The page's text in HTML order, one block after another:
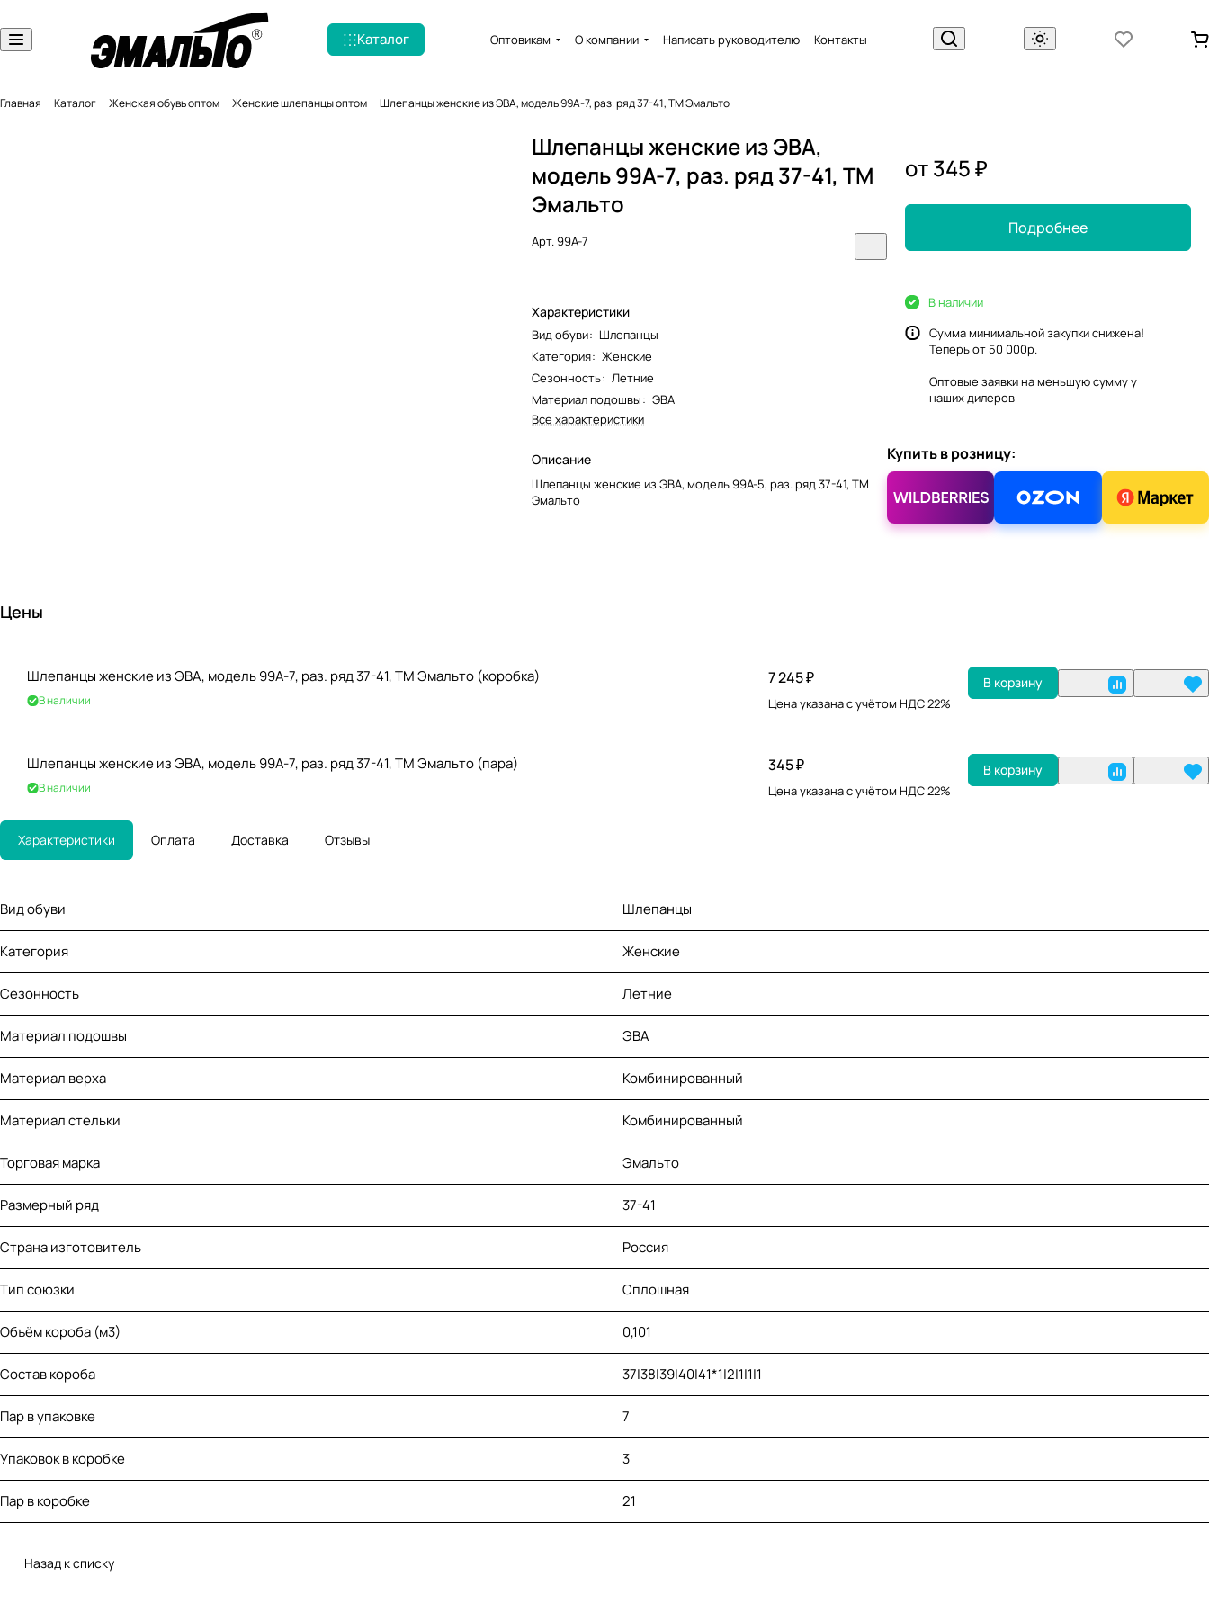
Каталог Оптовикам О компании Написать руководителю Контакты
Главная Каталог Женская обувь оптом Женские шлепанцы оптом Шлепанцы женские из ЭВА, модель 99A-7, раз. ряд 37-41, ТМ Эмальто
Шлепанцы женские из ЭВА,
модель 99A-7, раз. ряд 37-41, ТМ
Эмальто
Арт.99A-7
Характеристики
Вид обуви: Шлепанцы
Категория: Женские
Сезонность: Летние
Материал подошвы: ЭВА
Все характеристики
Описание
Шлепанцы женские из ЭВА, модель 99A-5, раз. ряд 37-41, ТМ
Эмальто
от 345 ₽
Подробнее
В наличии
Сумма минимальной закупки снижена!
Теперь от 50 000р.
Оптовые заявки на меньшую сумму у
нашихдилеров
Купить в розницу:
Цены
Шлепанцы женские из ЭВА, модель 99A-7, раз. ряд 37-41, ТМ Эмальто (коробка)
В наличии
7 245 ₽
Цена указана с учётом НДС 22%
В корзину
Шлепанцы женские из ЭВА, модель 99A-7, раз. ряд 37-41, ТМ Эмальто (пара)
В наличии
345 ₽
Цена указана с учётом НДС 22%
В корзину
Характеристики Оплата Доставка Отзывы
Вид обуви Шлепанцы
Категория Женские
Сезонность Летние
Материал подошвы ЭВА
Материал верха Комбинированный
Материал стельки Комбинированный
Торговая марка Эмальто
Размерный ряд 37-41
Страна изготовитель Россия
Тип союзки Сплошная
Объём короба (м3) 0,101
Состав короба 37|38|39|40|41*1|2|1|1|1
Пар в упаковке 7
Упаковок в коробке 3
Пар в коробке 21
Назад к списку